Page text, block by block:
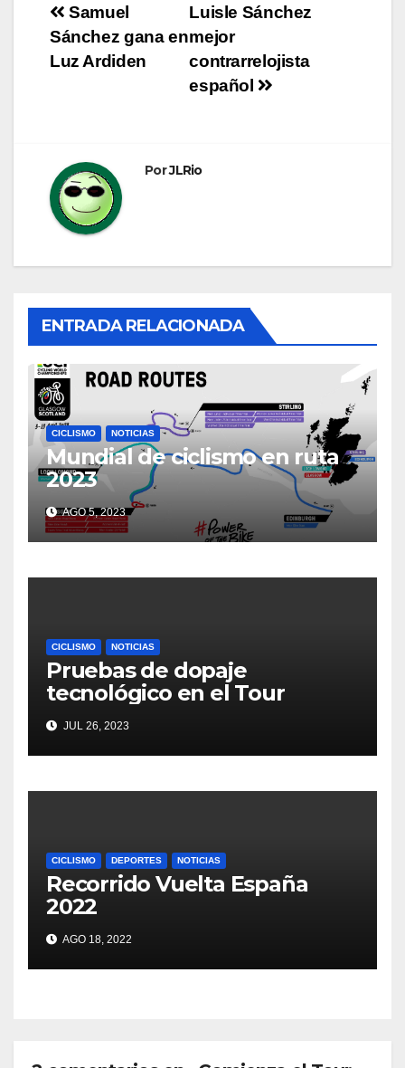
Navegación
de
Luisle Sánchez
mejor
contrarrelojista
español
Samuel
Sánchez gana en
Luz Ardiden
PorJLRio
ENTRADA RELACIONADA
CICLISMO NOTICIAS
Mundial de ciclismo en ruta
2023
AGO 5, 2023
CICLISMO NOTICIAS
Pruebas de dopaje
tecnológico en el Tour
JUL 26, 2023
CICLISMO DEPORTES NOTICIAS
Recorrido Vuelta España
2022
AGO 18, 2022